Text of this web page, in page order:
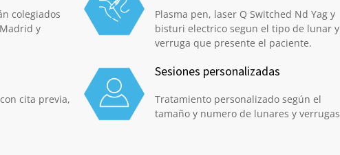
colegiados
y
Plasma pen, laser Q Switched Nd Yag y
bisturi electrico segun el tipo de lunar y
verruga que presente el paciente.
cita previa,
Sesiones personalizadas
Tratamiento personalizado según el
tamaño y numero de lunares y verrugas